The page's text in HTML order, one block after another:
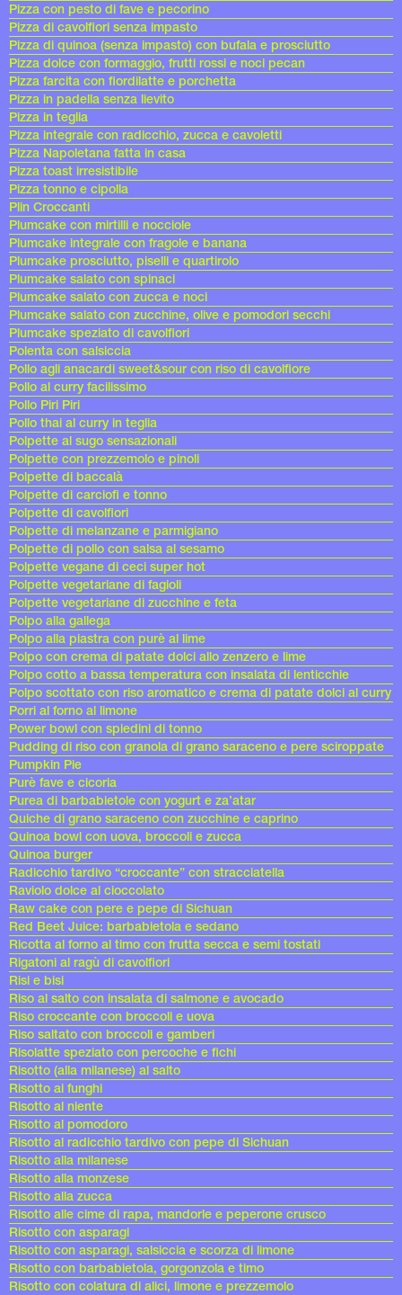
Pizza con pesto di fave e pecorino
Pizza di cavolfiori senza impasto
Pizza di quinoa (senza impasto) con bufala e prosciutto
Pizza dolce con formaggio, frutti rossi e noci pecan
Pizza farcita con fiordilatte e porchetta
Pizza in padella senza lievito
Pizza in teglia
Pizza integrale con radicchio, zucca e cavoletti
Pizza Napoletana fatta in casa
Pizza toast irresistibile
Pizza tonno e cipolla
Plin Croccanti
Plumcake con mirtilli e nocciole
Plumcake integrale con fragole e banana
Plumcake prosciutto, piselli e quartirolo
Plumcake salato con spinaci
Plumcake salato con zucca e noci
Plumcake salato con zucchine, olive e pomodori secchi
Plumcake speziato di cavolfiori
Polenta con salsiccia
Pollo agli anacardi sweet&sour con riso di cavolfiore
Pollo al curry facilissimo
Pollo Piri Piri
Pollo thai al curry in teglia
Polpette al sugo sensazionali
Polpette con prezzemolo e pinoli
Polpette di baccalà
Polpette di carciofi e tonno
Polpette di cavolfiori
Polpette di melanzane e parmigiano
Polpette di pollo con salsa al sesamo
Polpette vegane di ceci super hot
Polpette vegetariane di fagioli
Polpette vegetariane di zucchine e feta
Polpo alla gallega
Polpo alla piastra con purè al lime
Polpo con crema di patate dolci allo zenzero e lime
Polpo cotto a bassa temperatura con insalata di lenticchie
Polpo scottato con riso aromatico e crema di patate dolci al curry
Porri al forno al limone
Power bowl con spiedini di tonno
Pudding di riso con granola di grano saraceno e pere sciroppate
Pumpkin Pie
Purè fave e cicoria
Purea di barbabietole con yogurt e za’atar
Quiche di grano saraceno con zucchine e caprino
Quinoa bowl con uova, broccoli e zucca
Quinoa burger
Radicchio tardivo “croccante” con stracciatella
Raviolo dolce al cioccolato
Raw cake con pere e pepe di Sichuan
Red Beet Juice: barbabietola e sedano
Ricotta al forno al timo con frutta secca e semi tostati
Rigatoni al ragù di cavolfiori
Risi e bisi
Riso al salto con insalata di salmone e avocado
Riso croccante con broccoli e uova
Riso saltato con broccoli e gamberi
Risolatte speziato con percoche e fichi
Risotto (alla milanese) al salto
Risotto ai funghi
Risotto al niente
Risotto al pomodoro
Risotto al radicchio tardivo con pepe di Sichuan
Risotto alla milanese
Risotto alla monzese
Risotto alla zucca
Risotto alle cime di rapa, mandorle e peperone crusco
Risotto con asparagi
Risotto con asparagi, salsiccia e scorza di limone
Risotto con barbabietola, gorgonzola e timo
Risotto con colatura di alici, limone e prezzemolo